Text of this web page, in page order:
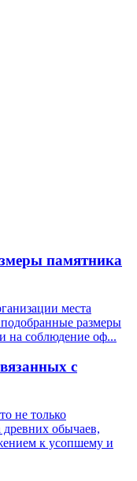
памятника
места
размеры
на соблюдение оф...
с
не только
древних обычаев,
к усопшему и